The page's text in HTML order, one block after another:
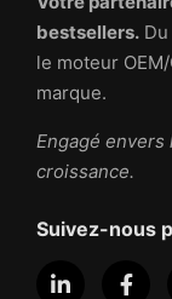
bestsellers.
le moteur
marque.
Engagé
croissance.
Suivez-nous